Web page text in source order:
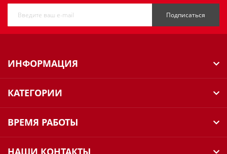
Подписаться
ИНФОРМАЦИЯ
КАТЕГОРИИ
ВРЕМЯ РАБОТЫ
НАШИ КОНТАКТЫ